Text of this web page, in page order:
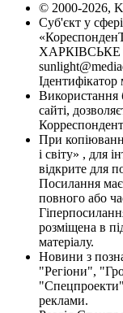
© 2000-2026,
Суб'єкт у
ХАРКІВСЬКЕ
Використання
сайті,
При
і світу» , для
відкрите для
Посилання має
повного або
розміщена в
матеріалу.
Новини з
"Регіони",
реклами.